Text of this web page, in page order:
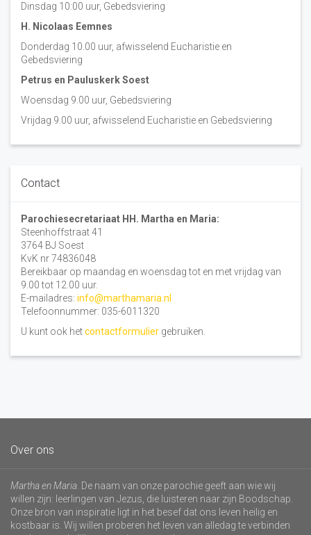
Dinsdag 10:00 uur, Gebedsviering
H. Nicolaas Eemnes
Donderdag 10.00 uur, afwisselend Eucharistie en
Gebedsviering
Petrus en Pauluskerk Soest
Woensdag 9.00 uur, Gebedsviering
Vrijdag 9.00 uur, afwisselend Eucharistie en Gebedsviering
Contact
Parochiesecretariaat HH. Martha en Maria:
Steenhoffstraat 41
3764 BJ Soest
KvK nr 74836048
Bereikbaar op maandag en woensdag tot en met vrijdag van
9.00 tot 12.00 uur.
E-mailadres: info@marthamaria.nl
Telefoonnummer: 035-6011320
U kunt ook hetcontactformulier gebruiken.
Over ons
Martha en Maria . De naam van onze parochie geeft aan wie wij
willen zijn: leerlingen van Jezus, die luisteren naar zijn Boodschap.
Onze bron van inspiratie ligt in het besef dat ons leven heilig en
kostbaar is. Wij willen proberen het leven van alledag te verbinden